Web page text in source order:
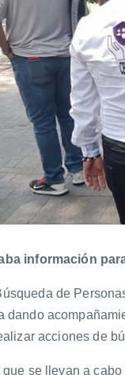
información
de
dando
acciones de
que se llevan a